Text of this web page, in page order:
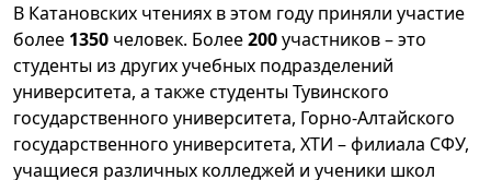
В Катановских чтениях в этом году приняли участие
более 1350 человек. Более200участников – это
студенты из других учебных подразделений
университета, а также студенты Тувинского
государственного университета, Горно-Алтайского
государственного университета, ХТИ – филиала СФУ,
учащиеся различных колледжей и ученики школ